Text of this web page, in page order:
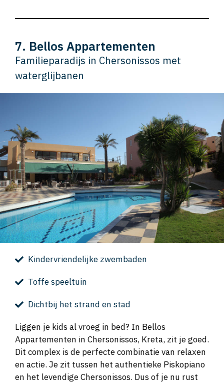
7. Bellos Appartementen
Familieparadijs in Chersonissos met
waterglijbanen
Kindervriendelijke zwembaden
Toffe speeltuin
Dichtbij het strand en stad
Liggen je kids al vroeg in bed? In Bellos
Appartementen in Chersonissos, Kreta, zit je goed.
Dit complex is de perfecte combinatie van relaxen
en actie. Je zit tussen het authentieke Piskopiano
en het levendige Chersonissos. Dus of je nu rust